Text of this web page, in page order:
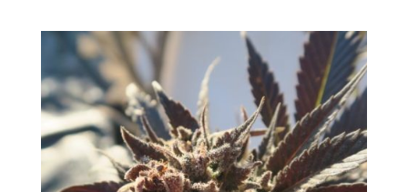
desde
€13.00
hasta
€189.00